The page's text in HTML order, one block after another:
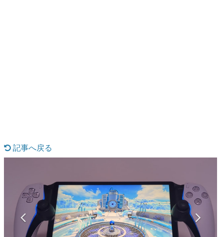
なんでゲームは面白い？
です。
ゲームが変えた日本語
「経験値」「裏技」「ラスボス」… ゲームにまつわる言葉
の起源や用法の変遷を、コンピューター文化史研究家・タ
イニーP氏が徹底調査。
記事へ戻る